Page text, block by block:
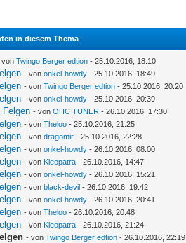
in diesem Thema
vonTwingo Berger edtion - 25.10.2016, 18:10
- vononkel-howdy - 25.10.2016, 18:49
- vonTwingo Berger edtion - 25.10.2016, 20:20
- vononkel-howdy - 25.10.2016, 20:39
Felgen - vonOHC TUNER - 26.10.2016, 17:30
- vonTheloo - 25.10.2016, 21:25
- vondragomir - 25.10.2016, 22:28
- vononkel-howdy - 26.10.2016, 08:00
- von Kleopatra - 26.10.2016, 14:47
- vononkel-howdy - 26.10.2016, 15:21
- vonblack-devil - 26.10.2016, 19:42
- vononkel-howdy - 26.10.2016, 20:41
- vonTheloo - 26.10.2016, 20:48
- von Kleopatra - 26.10.2016, 21:24
- vonTwingo Berger edtion - 26.10.2016, 22:19